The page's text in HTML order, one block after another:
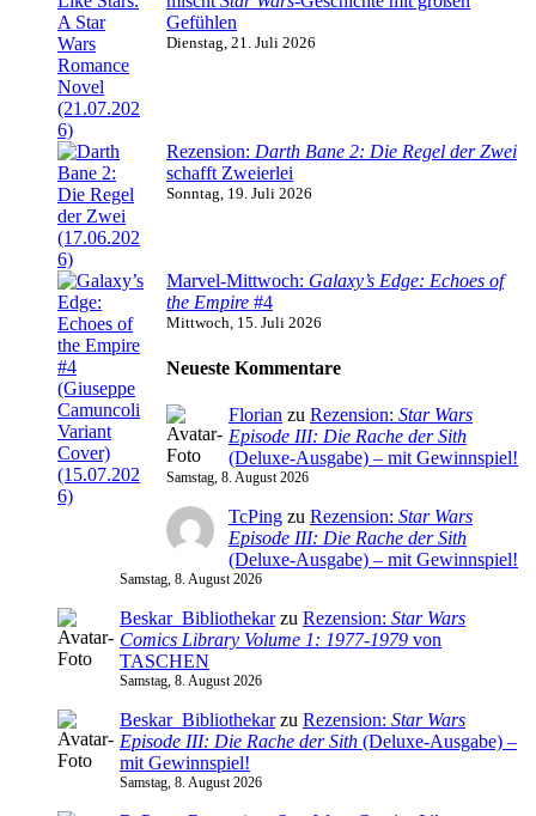
Gefühlen
Dienstag, 21. Juli 2026
Rezension: Darth Bane 2: Die Regel der Zwei
schafft Zweierlei
Sonntag, 19. Juli 2026
Marvel-Mittwoch: Galaxy’s Edge: Echoes of
the Empire #4
Mittwoch, 15. Juli 2026
Neueste Kommentare
Florian zu Rezension: Star Wars
Episode III: Die Rache der Sith
(Deluxe-Ausgabe) – mit Gewinnspiel!
Samstag, 8. August 2026
TcPing zu Rezension: Star Wars
Episode III: Die Rache der Sith
(Deluxe-Ausgabe) – mit Gewinnspiel!
Samstag, 8. August 2026
Beskar_Bibliothekarzu Rezension: Star Wars
Comics Library Volume 1: 1977-1979 von
TASCHEN
Samstag, 8. August 2026
Beskar_Bibliothekarzu Rezension: Star Wars
Episode III: Die Rache der Sith (Deluxe-Ausgabe) –
mit Gewinnspiel!
Samstag, 8. August 2026